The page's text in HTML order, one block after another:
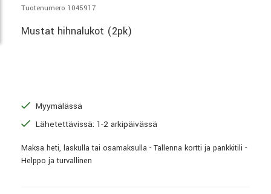
Tuotenumero 1045917
Mustat hihnalukot (2pk)
Myymälässä
Lähetettävissä: 1-2 arkipäivässä
Maksa heti, laskulla tai osamaksulla - Tallenna kortti ja pankkitili -
Helppo ja turvallinen